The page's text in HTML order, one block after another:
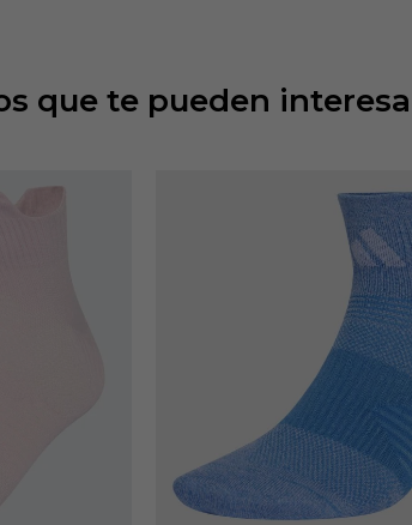
que te pueden